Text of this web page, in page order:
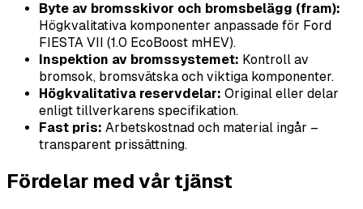
Byte av bromsskivor och bromsbelägg (fram):
Högkvalitativa komponenter anpassade för Ford
FIESTA VII (1.0 EcoBoost mHEV).
Inspektion av bromssystemet: Kontroll av
bromsok, bromsvätska och viktiga komponenter.
Högkvalitativa reservdelar: Original eller delar
enligt tillverkarens specifikation.
Fast pris: Arbetskostnad och material ingår –
transparent prissättning.
Fördelar med vår tjänst